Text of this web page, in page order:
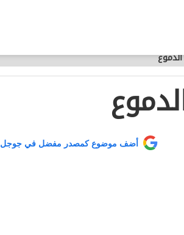
أضف موضوع كمصدر مفضل في جوجل